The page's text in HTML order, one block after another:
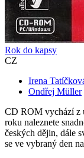
Rok do kapsy
CZ
Irena
Ondřej Müller
CD ROM vychází z
roku naleznete
českých dějin, dále
se ve vybraný den